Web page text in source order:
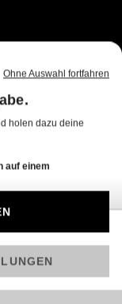
Schweiz AG
der App!